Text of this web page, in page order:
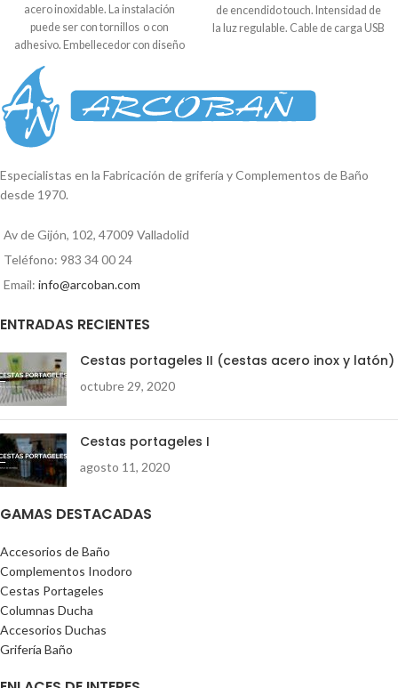
acero inoxidable. La instalación
puede ser con tornillos o con
adhesivo. Embellecedor con diseño
expositora. Medida embellecedor:
6 cm aprox. Largo: 50cm aprox.
Medida de centro a centro: 45cm
de encendido touch. Intensidad de
la luz regulable. Cable de carga USB
Medidas: *19 cm ancho * 25 cm
alto. * 2,4 cm grosor.
Especialistas en la Fabricación de grifería y Complementos de Baño
desde 1970.
Av de Gijón, 102, 47009 Valladolid
Teléfono: 983 34 00 24
Email: info@arcoban.com
ENTRADAS RECIENTES
Cestas portageles II (cestas acero inox y latón)
octubre 29, 2020
Cestas portageles I
agosto 11, 2020
GAMAS DESTACADAS
Accesorios de Baño
Complementos Inodoro
Cestas Portageles
Columnas Ducha
Accesorios Duchas
Grifería Baño